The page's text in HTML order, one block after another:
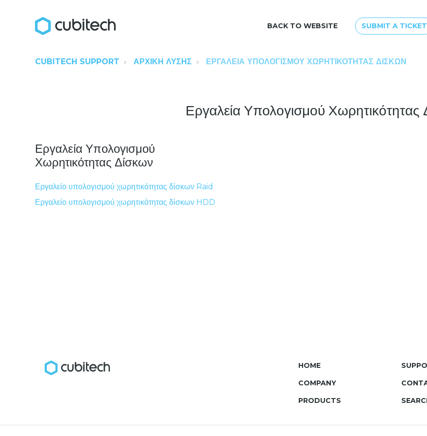
BACK TO WEBSITE SUBMIT A TICKET
CUBITECH SUPPORT ΑΡΧΙΚΉ ΛΎΣΗΣ ΕΡΓΑΛΕΊΑ ΥΠΟΛΟΓΙΣΜΟΎ ΧΩΡΗΤΙΚΌΤΗΤΑΣ ΔΊΣΚΩΝ
Εργαλεία Υπολογισμού Χωρητικότητας
Εργαλεία Υπολογισμού
Χωρητικότητας Δίσκων
Εργαλείο υπολογισμού χωρητικότητας δίσκων Raid
Εργαλείο υπολογισμού χωρητικότητας δίσκων HDD
HOME
COMPANY
PRODUCTS